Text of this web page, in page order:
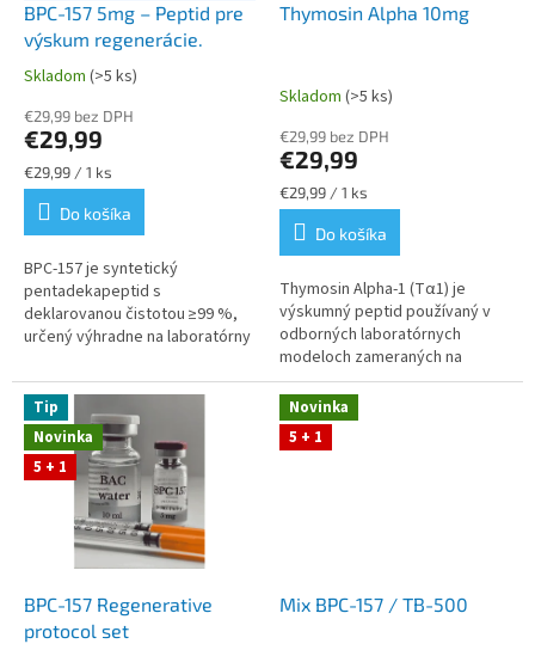
BPC-157 5mg – Peptid pre
výskum regenerácie.
Priemerné
produktu
je
4,8
z
hviezdičiek.
Skladom (>5 ks)
€29,99 bez DPH
€29,99
Jednotková
cena:
€29,99 / 1 ks
Do košíka
BPC‑157 je syntetický
pentadekapeptid s
deklarovanou čistotou ≥99 %,
určený výhradne na laboratórny
lyofilizovaná forma 5 mg v
sterilnej vialke...
Thymosin Alpha 10mg
Skladom (>5 ks)
€29,99 bez DPH
€29,99
Jednotková
cena:
€29,99 / 1 ks
Do košíka
Thymosin Alpha‑1 (Tα1) je
výskumný peptid používaný v
odborných laboratórnych
modeloch zameraných na
analýzu imunitných procesov a
regulačných mechanizmov.
Peptidgen poskytuje...
Tip
Novinka
5 + 1
BPC-157 Regenerative
protocol set
Novinka
5 + 1
Mix BPC-157 / TB-500